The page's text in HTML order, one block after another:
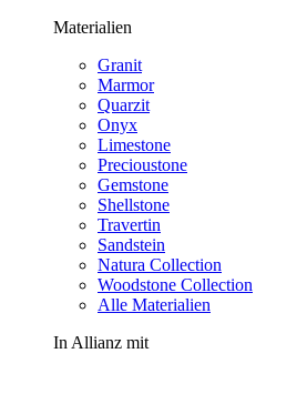
Materialien
Granit
Marmor
Quarzit
Onyx
Limestone
Precioustone
Gemstone
Shellstone
Travertin
Sandstein
Natura Collection
Woodstone Collection
Alle Materialien
In Allianz mit